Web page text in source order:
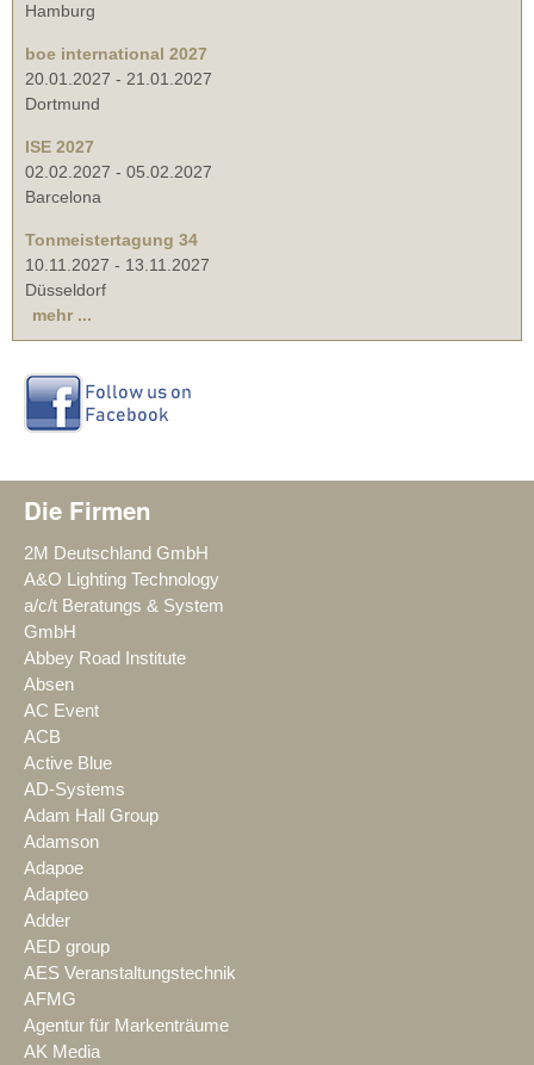
Hamburg
boe international 2027
20.01.2027 - 21.01.2027
Dortmund
ISE 2027
02.02.2027 - 05.02.2027
Barcelona
Tonmeistertagung 34
10.11.2027 - 13.11.2027
Düsseldorf
mehr ...
Die Firmen
2M Deutschland GmbH
A&O Lighting Technology
a/c/t Beratungs & System
GmbH
Abbey Road Institute
Absen
AC Event
ACB
Active Blue
AD-Systems
Adam Hall Group
Adamson
Adapoe
Adapteo
Adder
AED group
AES Veranstaltungstechnik
AFMG
Agentur für Markenträume
AK Media